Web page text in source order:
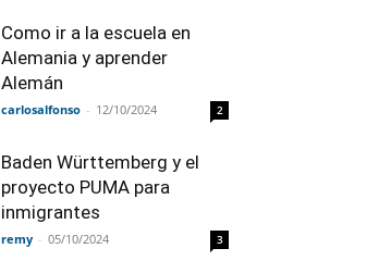
Como ir a la escuela en
Alemania y aprender
Alemán
carlosalfonso - 12/10/2024 2
Baden Württemberg y el
proyecto PUMA para
inmigrantes
remy - 05/10/2024 3